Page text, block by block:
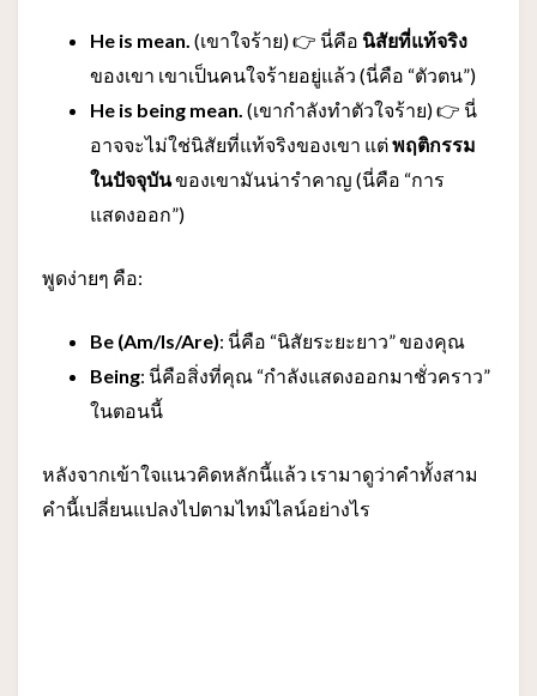
He is mean. (เขาใจร้าย) 👉 นี่คือ นิสัยที่แท้จริง
ของเขา เขาเป็นคนใจร้ายอยู่แล้ว (นี่คือ “ตัวตน”)
He is being mean. (เขากำลังทำตัวใจร้าย) 👉 นี่
อาจจะไม่ใช่นิสัยที่แท้จริงของเขา แต่พฤติกรรม
ในปัจจุบันของเขามันน่ารำคาญ (นี่คือ “การ
แสดงออก”)
พูดง่ายๆ คือ:
Be (Am/Is/Are): นี่คือ “นิสัยระยะยาว” ของคุณ
Being: นี่คือสิ่งที่คุณ “กำลังแสดงออกมาชั่วคราว”
ในตอนนี้
หลังจากเข้าใจแนวคิดหลักนี้แล้ว เรามาดูว่าคำทั้งสาม
คำนี้เปลี่ยนแปลงไปตามไทม์ไลน์อย่างไร